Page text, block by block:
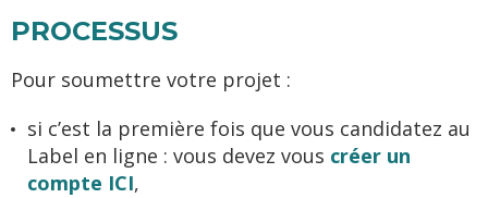
PROCESSUS
Pour soumettre votre projet :
si c’est la première fois que vous candidatez au
Label en ligne : vous devez vous créer un
compte ICI,